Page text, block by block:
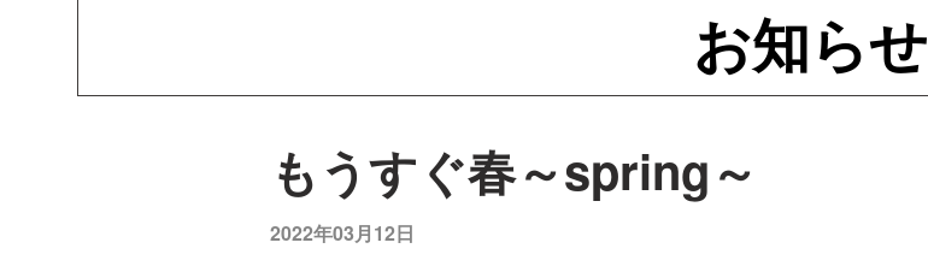
お知らせ
もうすぐ春～spring～
2022年03月12日